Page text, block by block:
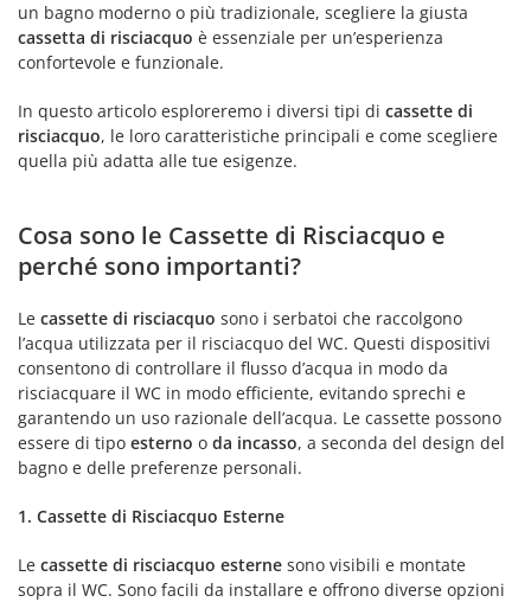
un bagno moderno o più tradizionale, scegliere la giusta
cassetta di risciacquo è essenziale per un’esperienza
confortevole e funzionale.
In questo articolo esploreremo i diversi tipi di cassette di
risciacquo, le loro caratteristiche principali e come scegliere
quella più adatta alle tue esigenze.
Cosa sono le Cassette di Risciacquo e
perché sono importanti?
Le cassette di risciacquo sono i serbatoi che raccolgono
l’acqua utilizzata per il risciacquo del WC. Questi dispositivi
consentono di controllare il flusso d’acqua in modo da
risciacquare il WC in modo efficiente, evitando sprechi e
garantendo un uso razionale dell’acqua. Le cassette possono
essere di tipo esterno o da incasso, a seconda del design del
bagno e delle preferenze personali.
1. Cassette di Risciacquo Esterne
Le cassette di risciacquo esterne sono visibili e montate
sopra il WC. Sono facili da installare e offrono diverse opzioni